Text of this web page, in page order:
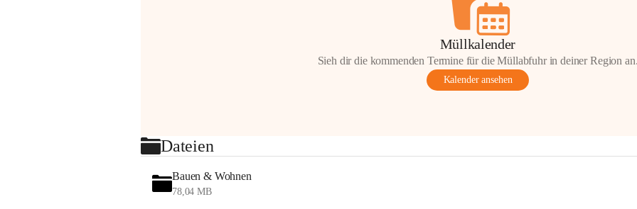
Müllkalender
Sieh dir die kommenden Termine für die Müllabfuhr in deiner Region
Kalender ansehen
Dateien
Bauen & Wohnen
78,04 MB